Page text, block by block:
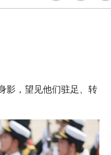
影，望见他们驻足、转